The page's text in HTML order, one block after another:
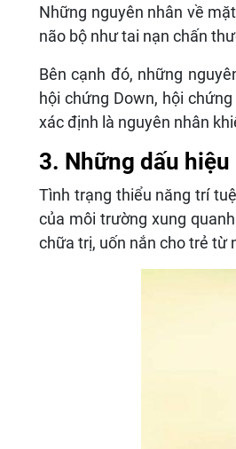
Những nguyên nhân về
não bộ như tai nạn chấn
Bên cạnh đó, những
hội chứng Down, hội
xác định là nguyên nhân
3. Những dấu
Tình trạng thiểu năng trí
của môi trường xung
chữa trị, uốn nắn cho trẻ từ